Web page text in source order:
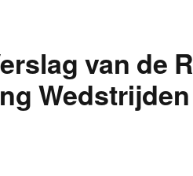
van de
Wedstrijden